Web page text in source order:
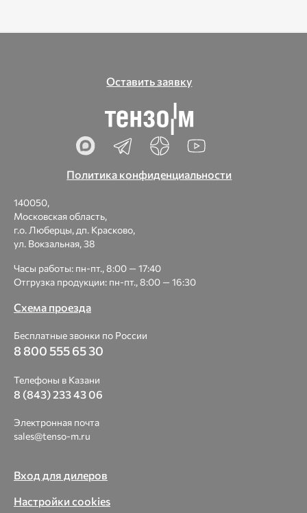
Оставить заявку
Политика конфиденциальности
140050,
Московская область,
г.о. Люберцы, дп. Красково,
ул. Вокзальная, 38
Часы работы: пн-пт., 8:00 — 17:40
Отгрузка продукции: пн-пт., 8:00 — 16:30
Схема проезда
Бесплатные звонки по России
8 800 555 65 30
Телефоны в Казани
8 (843) 233 43 06
Электронная почта
sales@tenso-m.ru
Вход для дилеров
Настройки cookies